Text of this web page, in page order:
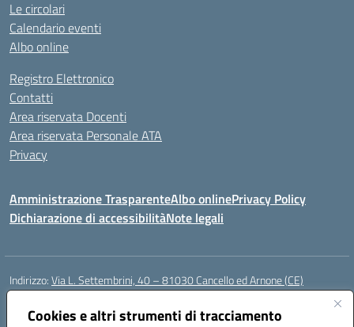
Cookies e altri strumenti di tracciamento
Le circolari
Calendario eventi
Albo online
Registro Elettronico
Contatti
Area riservata Docenti
Area riservata Personale ATA
Privacy
Amministrazione TrasparenteAlbo onlinePrivacy Policy
Dichiarazione di accessibilitàNote legali
Indirizzo:Via L. Settembrini, 40 – 81030 Cancello ed Arnone (CE)
Centralino:
Posta elettronica certificata (PEC):ceic818008@pec.istruzione.it